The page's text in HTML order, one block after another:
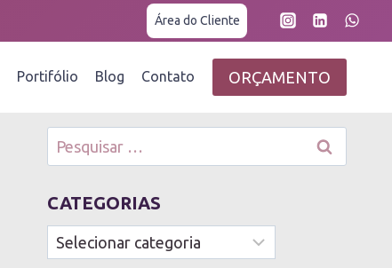
Área do Cliente
Portifólio Blog Contato ORÇAMENTO
Pesquisar
por:
CATEGORIAS
Categorias